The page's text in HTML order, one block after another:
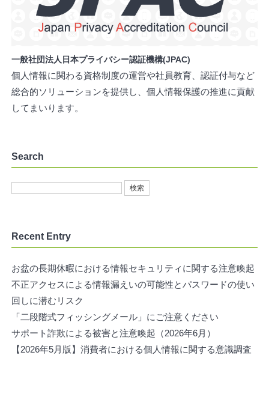
一般社団法人日本プライバシー認証機構(JPAC)
個人情報に関わる資格制度の運営や社員教育、認証付与など
総合的ソリューションを提供し、個人情報保護の推進に貢献
してまいります。
Search
Recent Entry
お盆の長期休暇における情報セキュリティに関する注意喚起
不正アクセスによる情報漏えいの可能性とパスワードの使い
回しに潜むリスク
「二段階式フィッシングメール」にご注意ください
サポート詐欺による被害と注意喚起（2026年6月）
【2026年5月版】消費者における個人情報に関する意識調査